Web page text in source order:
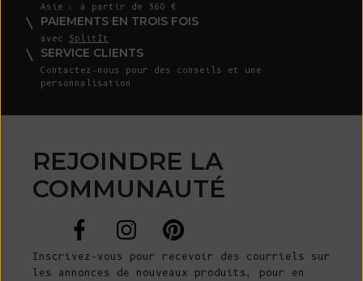
Asie : à partir de 360 €
PAIEMENTS EN TROIS FOIS
avec SplitIt
SERVICE CLIENTS
Contactez-nous pour des conseils et une
personnalisation
REJOINDRE LA
COMMUNAUTÉ
Inscrivez-vous pour recevoir des courriels sur
les annonces de nouveaux produits, pour en